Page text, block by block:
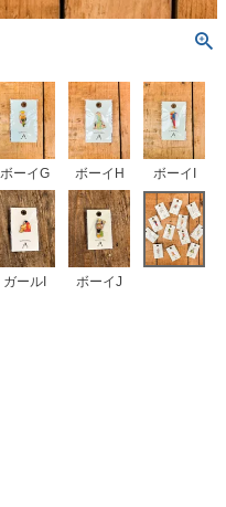
ボーイG ボーイH ボーイI
ガールI ボーイJ